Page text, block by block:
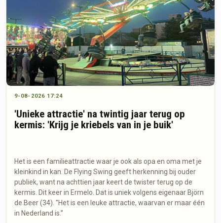
9-08-2026 17:24
'Unieke attractie' na twintig jaar terug op
kermis: 'Krijg je kriebels van in je buik'
Het is een familieattractie waar je ook als opa en oma met je
kleinkind in kan. De Flying Swing geeft herkenning bij ouder
publiek, want na achttien jaar keert de twister terug op de
kermis. Dit keer in Ermelo. Dat is uniek volgens eigenaar Björn
de Beer (34). "Het is een leuke attractie, waarvan er maar één
in Nederland is.”